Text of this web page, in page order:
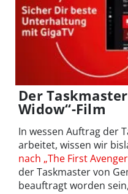
Der
Widow“-Film
In wessen Auftrag der
arbeitet, wissen wir
nach „The First
der Taskmaster von
beauftragt worden